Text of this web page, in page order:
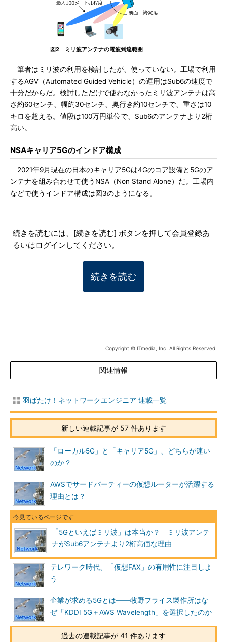
図2 ミリ波アンテナの電波到達範囲
筆者はミリ波の利用を検討したが、使っていない。工場で利用
するAGV（Automated Guided Vehicle）の運用はSub6の速度で
十分だからだ。検討しただけで使わなかったミリ波アンテナは高
さ約60センチ、幅約30センチ、奥行き約10センチで、重さは10
キロを超える。値段は100万円単位で、Sub6のアンテナより2桁
高い。
NSAキャリア5Gのインドア構成
2021年9月現在の日本のキャリア5Gは4Gのコア設備と5Gのア
ンテナを組み合わせて使うNSA（Non Stand Alone）だ。工場内
などで使うインドア構成は図3のようになる。
続きを読むには、[続きを読む] ボタンを押して会員登録あ
るいはログインしてください。
続きを読む
Copyright © ITmedia, Inc. All Rights Reserved.
関連情報
羽ばたけ！ネットワークエンジニア 連載一覧
新しい連載記事が 57 件あります
「ローカル5G」と「キャリア5G」、どちらが速い
のか？
AWSでサードパーティーの仮想ルーターが活躍する
理由とは？
「5Gといえばミリ波」は本当か？ ミリ波アンテ
ナがSub6アンテナより2桁高価な理由
テレワーク時代、「仮想FAX」の有用性に注目しよ
う
企業が求める5Gとは――牧野フライス製作所はな
ぜ「KDDI 5G＋AWS Wavelength」を選択したのか
過去の連載記事が 41 件あります